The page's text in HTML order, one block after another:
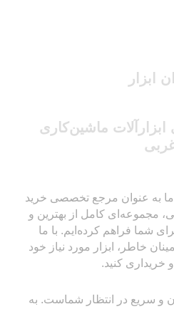
ابزار
ماشین‌کاری
ما به عنوان مرجع تخصصی خرید
مجموعه‌ای کامل از بهترین و
شما فراهم کرده‌ایم. با ما
خاطر، ابزار مورد نیاز خود
خریداری کنید.
و سریع در انتظار شماست. به